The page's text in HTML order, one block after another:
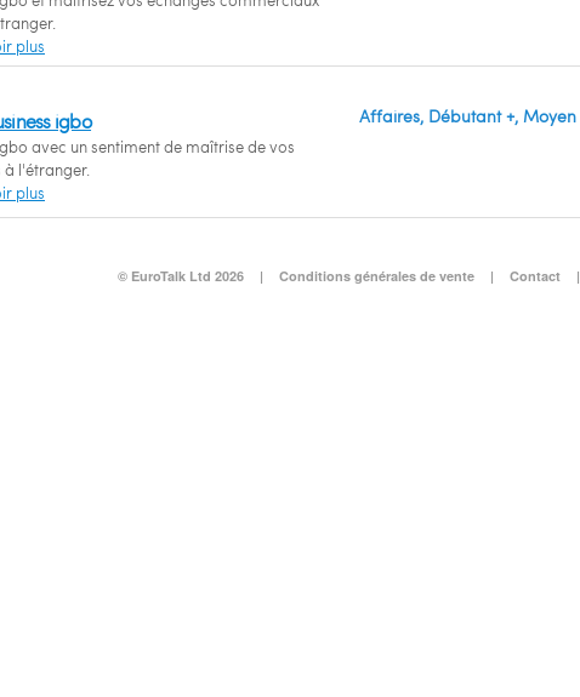
plus
igbo
avec un sentiment de maîtrise de vos
l'étranger.
plus
Affaires, Débutant +, Moyen
© EuroTalk Ltd 2026 | Conditions générales de vente | Contact |